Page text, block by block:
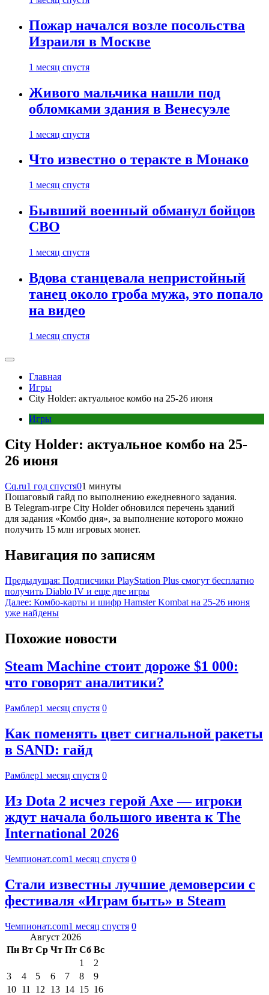
Пожар начался возле посольства
Израиля в Москве
1 месяц спустя
Живого мальчика нашли под
обломками здания в Венесуэле
1 месяц спустя
Что известно о теракте в Монако
1 месяц спустя
Бывший военный обманул бойцов
СВО
1 месяц спустя
Вдова станцевала непристойный
танец около гроба мужа, это попало
на видео
1 месяц спустя
Главная
Игры
City Holder: актуальное комбо на 25-26 июня
Игры
City Holder: актуальное комбо на 25-
26 июня
Cq.ru1 год спустя01 минуты
Пошаговый гайд по выполнению ежедневного задания.
В Telegram-игре City Holder обновился перечень зданий
для задания «Комбо дня», за выполнение которого можно
получить 15 млн игровых монет.
Навигация по записям
Предыдущая: Подписчики PlayStation Plus смогут бесплатно
получить Diablo IV и еще две игры
Далее: Комбо-карты и шифр Hamster Kombat на 25-26 июня
уже найдены
Похожие новости
Steam Machine стоит дороже $1 000:
что говорят аналитики?
Рамблер1 месяц спустя 0
Как поменять цвет сигнальной ракеты
в SAND: гайд
Рамблер1 месяц спустя 0
Из Dota 2 исчез герой Axe — игроки
ждут начала большого ивента к The
International 2026
Чемпионат.com1 месяц спустя 0
Стали известны лучшие демоверсии с
фестиваля «Играм быть» в Steam
Чемпионат.com1 месяц спустя 0
Август 2026
Пн Вт Ср Чт Пт Сб Вс
1
2
3
4 5 6 7 8
9
10 11 12 13 14 15 16